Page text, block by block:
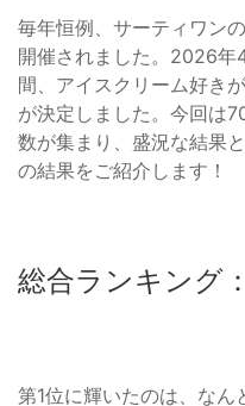
毎年恒例、サーティワン
開催されました。2026年
間、アイスクリーム好き
が決定しました。今回は
数が集まり、盛況な結果
の結果をご紹介します！
総合ランキング
第1位に輝いたのは、なん